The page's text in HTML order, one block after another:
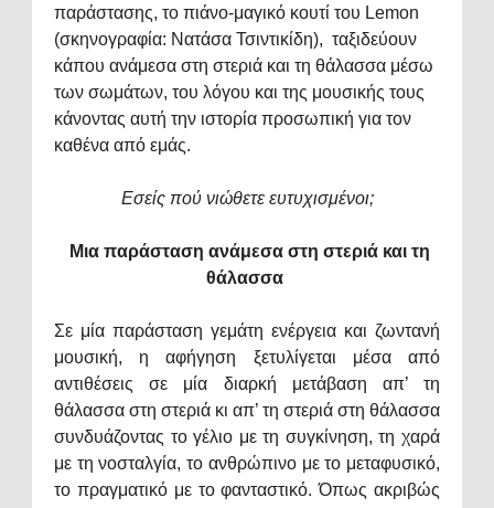
παράστασης, το πιάνο-μαγικό κουτί του Lemon
(σκηνογραφία: Νατάσα Τσιντικίδη), ταξιδεύουν
κάπου ανάμεσα στη στεριά και τη θάλασσα μέσω
των σωμάτων, του λόγου και της μουσικής τους
κάνοντας αυτή την ιστορία προσωπική για τον
καθένα από εμάς.
Εσείς πού νιώθετε ευτυχισμένοι;
Μια παράσταση ανάμεσα στη στεριά και τη
θάλασσα
Σε μία παράσταση γεμάτη ενέργεια και ζωντανή
μουσική, η αφήγηση ξετυλίγεται μέσα από
αντιθέσεις σε μία διαρκή μετάβαση απ’ τη
θάλασσα στη στεριά κι απ’ τη στεριά στη θάλασσα
συνδυάζοντας το γέλιο με τη συγκίνηση, τη χαρά
με τη νοσταλγία, το ανθρώπινο με το μεταφυσικό,
το πραγματικό με το φανταστικό. Όπως ακριβώς